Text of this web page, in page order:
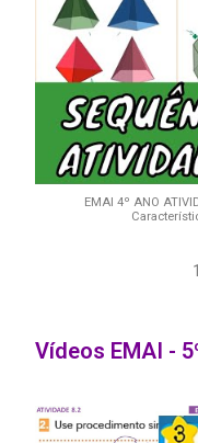
EMAI 4º ANO
1
Vídeos EMAI -